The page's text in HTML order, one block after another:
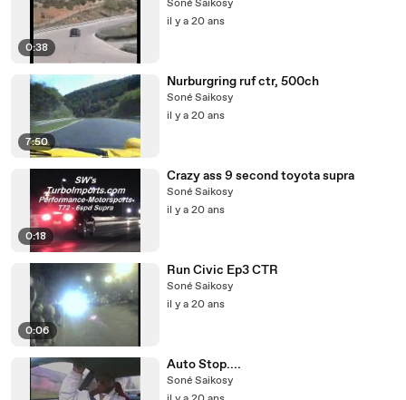
0:38
Soné Saikosy
il y a 20 ans
7:50
Nurburgring ruf ctr, 500ch
Soné Saikosy
il y a 20 ans
0:18
Crazy ass 9 second toyota supra
Soné Saikosy
il y a 20 ans
0:06
Run Civic Ep3 CTR
Soné Saikosy
il y a 20 ans
Auto Stop....
Soné Saikosy